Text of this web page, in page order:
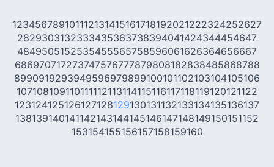
123456789101112131415161718192021222324252627
2829303132333435363738394041424344454647
4849505152535455565758596061626364656667
686970717273747576777879808182838485868788
8990919293949596979899100101102103104105106
107108109110111112113114115116117118119120121122
123124125126127128129130131132133134135136137
138139140141142143144145146147148149150151152
153154155156157158159160